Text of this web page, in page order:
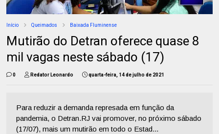
Início Queimados Baixada Fluminense
Mutirão do Detran oferece quase 8
mil vagas neste sábado (17)
0 Redator Leonardo quarta-feira, 14 de julho de 2021
Para reduzir a demanda represada em função da
pandemia, o Detran.RJ vai promover, no próximo sábado
(17/07), mais um mutirão em todo o Estad...